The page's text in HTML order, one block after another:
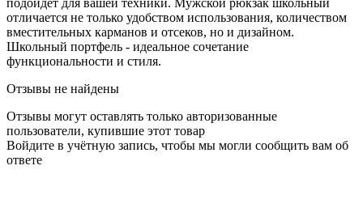
подойдет для вашей техники. Мужской рюкзак школьный
отличается не только удобством использования, количеством
вместительных карманов и отсеков, но и дизайном.
Школьный портфель - идеальное сочетание
функциональности и стиля.
Отзывы не найдены
Отзывы могут оставлять только авторизованные
пользователи, купившие этот товар
Войдите в учётную запись, чтобы мы могли сообщить вам об
ответе